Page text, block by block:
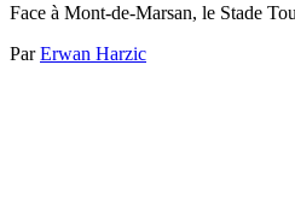
Face à Mont-de-Marsan, le Stade
Par Erwan Harzic